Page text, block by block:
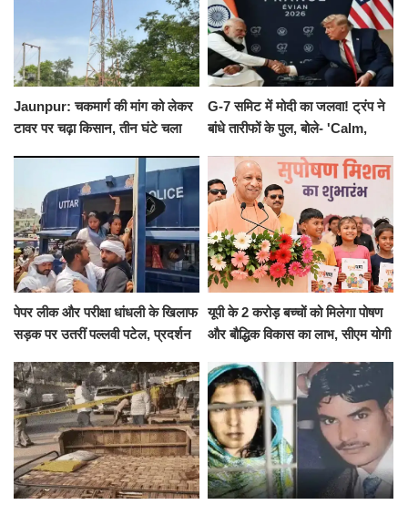
Jaunpur: चकमार्ग की मांग को लेकर
टावर पर चढ़ा किसान, तीन घंटे चला
G-7 समिट में मोदी का जलवा! ट्रंप ने
बांधे तारीफों के पुल, बोले- 'Calm,
पेपर लीक और परीक्षा धांधली के खिलाफ
सड़क पर उतरीं पल्लवी पटेल, प्रदर्शन
यूपी के 2 करोड़ बच्चों को मिलेगा पोषण
और बौद्धिक विकास का लाभ, सीएम योगी